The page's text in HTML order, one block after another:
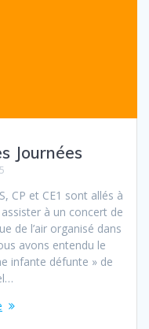
Journées
CP et CE1 sont allés à
à un concert de
de l’air organisé dans
avons entendu le
infante défunte » de